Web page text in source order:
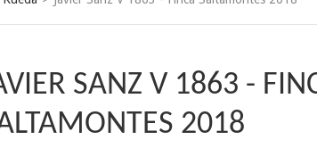
SANZ V 1863 -
2018